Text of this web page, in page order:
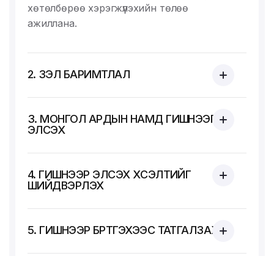
хөтөлбөрөө хэрэгжүүлэхийн төлөө
ажиллана.
2. ҮЗЭЛ БАРИМТЛАЛ
3. МОНГОЛ АРДЫН НАМД ГИШҮҮНЭЭР
ЭЛСЭХ
4. ГИШҮҮНЭЭР ЭЛСЭХ ХҮСЭЛТИЙГ
ШИЙДВЭРЛЭХ
5. ГИШҮҮНЭЭР БҮРТГЭХЭЭС ТАТГАЛЗАХ